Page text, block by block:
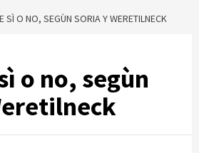
SÌ O NO, SEGÙN SORIA Y WERETILNECK
o no, segùn